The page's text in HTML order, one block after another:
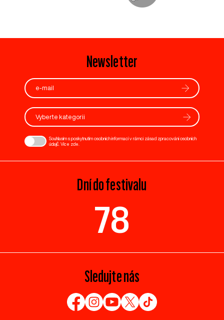
Newsletter
Vyberte kategorii
Souhlasím s poskytnutím osobních informací v rámci zásad zpracování osobních
údajů. Více zde
Dní do festivalu
78
Sledujte nás